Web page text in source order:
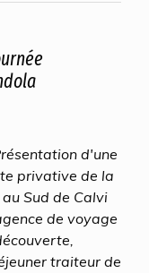
d'une
privative de la
Sud de Calvi
de voyage
traiteur de